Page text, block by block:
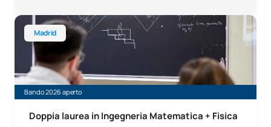
Madrid
Bando 2026 aperto
Doppia laurea in Ingegneria Matematica + Fisica
Doppia laurea in Ingegneria Matematica e Fisica